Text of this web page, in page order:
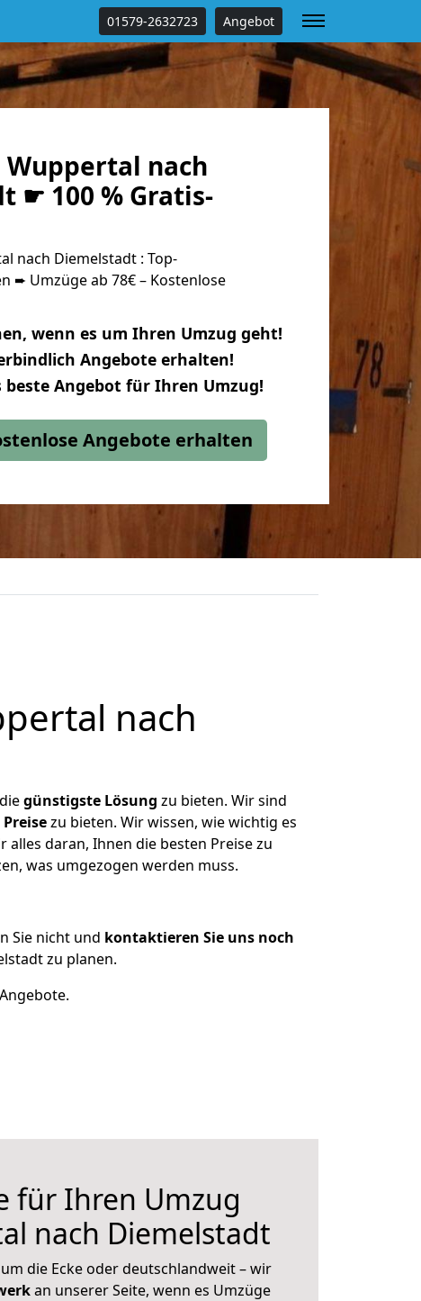
01579-2632723 Angebot
Wuppertal nach
☛ 100 % Gratis-
nach Diemelstadt : Top-
➨ Umzüge ab 78€ – Kostenlose
wenn es um Ihren Umzug geht!
Angebote erhalten!
beste Angebot für Ihren Umzug!
Angebote erhalten
nach
günstigste Lösung zu bieten. Wir sind
zu bieten. Wir wissen, wie wichtig es
daran, Ihnen die besten Preise zu
was umgezogen werden muss.
Sie nicht und kontaktieren Sie uns noch
zu planen.
für Ihren Umzug
nach Diemelstadt
die Ecke oder deutschlandweit – wir
an unserer Seite, wenn es Umzüge